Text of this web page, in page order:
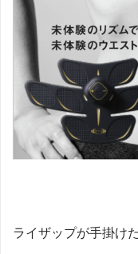
ライザップが手掛け